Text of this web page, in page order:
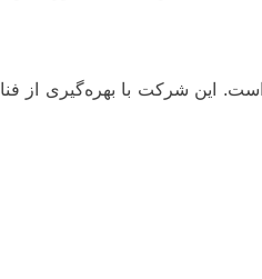
است. این شرکت با بهره‌گیری از